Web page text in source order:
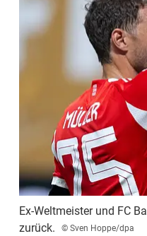
Ex-Weltmeister und FC
zurück.
© Sven Hoppe/dpa